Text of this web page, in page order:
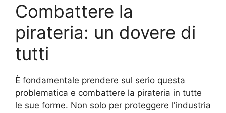
Combattere la
pirateria: un dovere di
tutti
È fondamentale prendere sul serio questa
problematica e combattere la pirateria in tutte
le sue forme. Non solo per proteggere l'industria